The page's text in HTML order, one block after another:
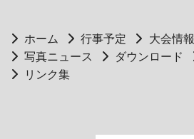
ホーム 行事予定 大会情報
写真ニュース
ダウンロード
リンク集